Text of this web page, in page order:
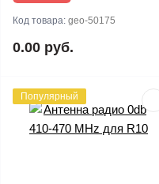
Код товара: geo-50175
0.00 руб.
Популярный